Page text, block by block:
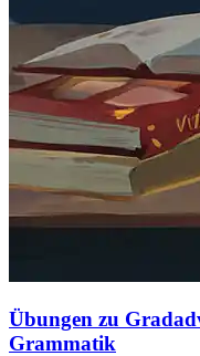
Übungen zu
Grammatik